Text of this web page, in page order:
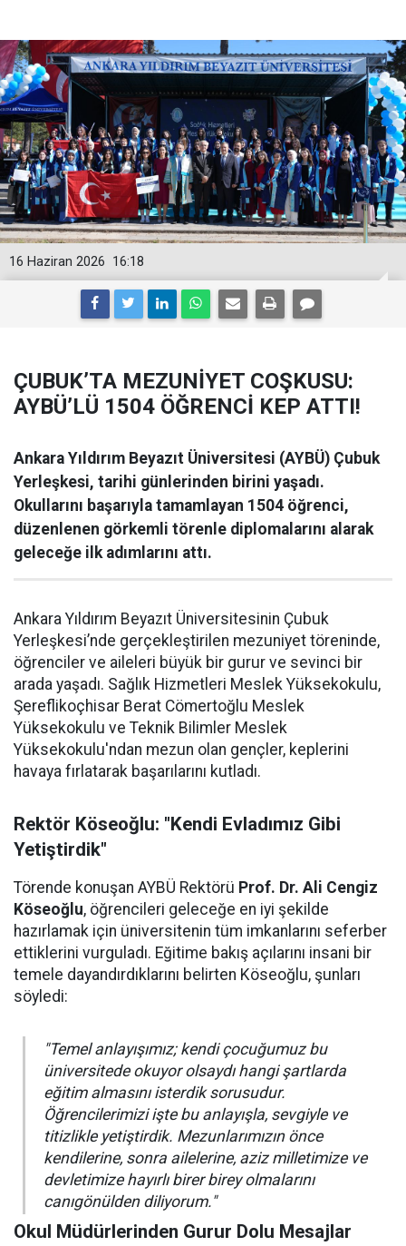
16:18
16 Haziran 2026
ÇUBUK’TA MEZUNİYET COŞKUSU:
AYBÜ’LÜ 1504 ÖĞRENCİ KEP ATTI!
Ankara Yıldırım Beyazıt Üniversitesi (AYBÜ) Çubuk
Yerleşkesi, tarihi günlerinden birini yaşadı.
Okullarını başarıyla tamamlayan 1504 öğrenci,
düzenlenen görkemli törenle diplomalarını alarak
geleceğe ilk adımlarını attı.
Ankara Yıldırım Beyazıt Üniversitesinin Çubuk
Yerleşkesi’nde gerçekleştirilen mezuniyet töreninde,
öğrenciler ve aileleri büyük bir gurur ve sevinci bir
arada yaşadı. Sağlık Hizmetleri Meslek Yüksekokulu,
Şereflikoçhisar Berat Cömertoğlu Meslek
Yüksekokulu ve Teknik Bilimler Meslek
Yüksekokulu'ndan mezun olan gençler, keplerini
havaya fırlatarak başarılarını kutladı.
Rektör Köseoğlu: "Kendi Evladımız Gibi
Yetiştirdik"
Törende konuşan AYBÜ Rektörü Prof. Dr. Ali Cengiz
Köseoğlu, öğrencileri geleceğe en iyi şekilde
hazırlamak için üniversitenin tüm imkanlarını seferber
ettiklerini vurguladı. Eğitime bakış açılarını insani bir
temele dayandırdıklarını belirten Köseoğlu, şunları
söyledi:
"Temel anlayışımız; kendi çocuğumuz bu
üniversitede okuyor olsaydı hangi şartlarda
eğitim almasını isterdik sorusudur.
Öğrencilerimizi işte bu anlayışla, sevgiyle ve
titizlikle yetiştirdik. Mezunlarımızın önce
kendilerine, sonra ailelerine, aziz milletimize ve
devletimize hayırlı birer birey olmalarını
canıgönülden diliyorum."
Okul Müdürlerinden Gurur Dolu Mesajlar